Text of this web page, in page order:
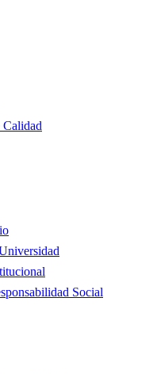
Calidad
Social